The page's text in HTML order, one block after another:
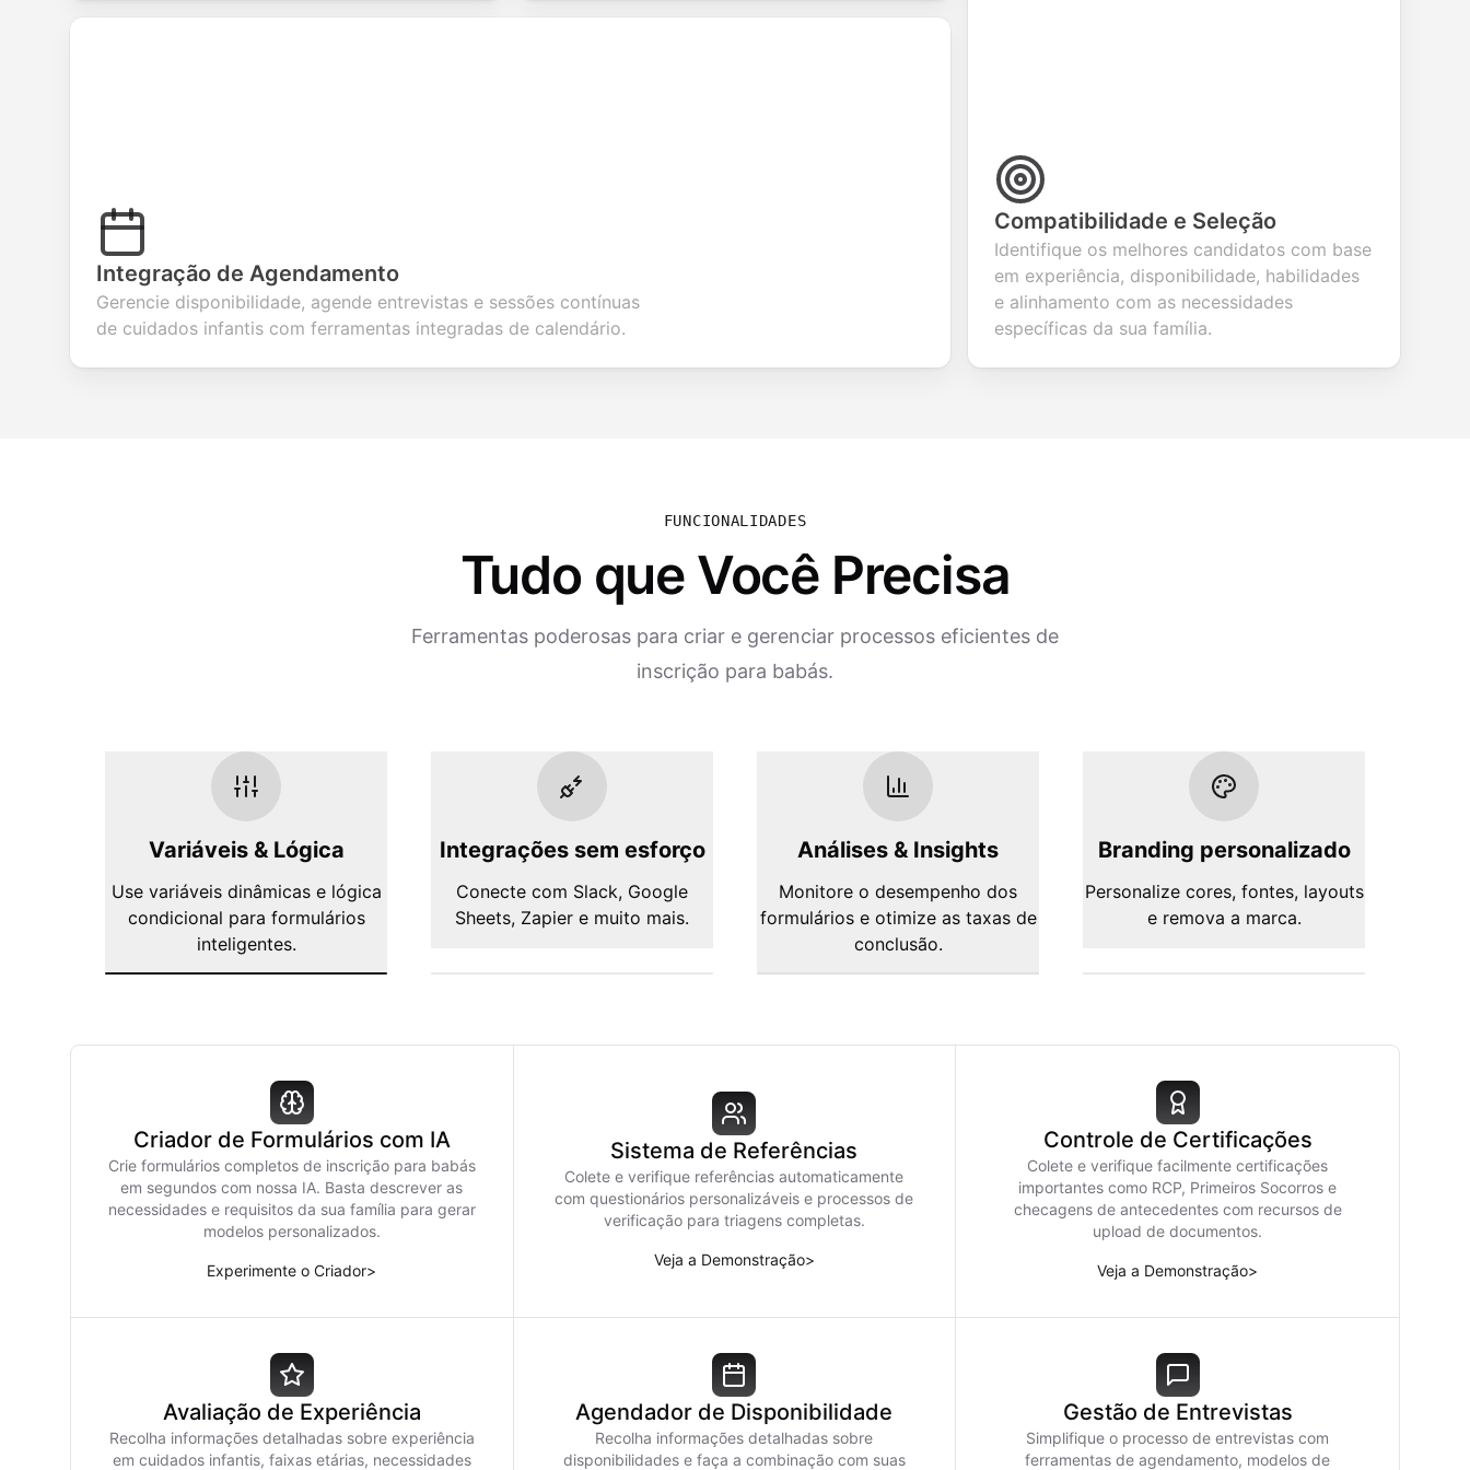
Compatibilidade e Seleção
Identifique os melhores candidatos com base
em experiência, disponibilidade, habilidades
e alinhamento com as necessidades
específicas da sua família.
Integração de Agendamento
Gerencie disponibilidade, agende entrevistas e sessões contínuas
de cuidados infantis com ferramentas integradas de calendário.
FUNCIONALIDADES
Tudo que Você Precisa
Ferramentas poderosas para criar e gerenciar processos eficientes de
inscrição para babás.
Variáveis & Lógica
Use variáveis dinâmicas e lógica
condicional para formulários
inteligentes.
Integrações sem esforço
Conecte com Slack, Google
Sheets, Zapier e muito mais.
Análises & Insights
Monitore o desempenho dos
formulários e otimize as taxas de
conclusão.
Branding personalizado
Personalize cores, fontes, layouts
e remova a marca.
Criador de Formulários com IA
Crie formulários completos de inscrição para babás
em segundos com nossa IA. Basta descrever as
necessidades e requisitos da sua família para gerar
modelos personalizados.
Experimente o Criador>
Sistema de Referências
Colete e verifique referências automaticamente
com questionários personalizáveis e processos de
verificação para triagens completas.
Veja a Demonstração>
Controle de Certificações
Colete e verifique facilmente certificações
importantes como RCP, Primeiros Socorros e
checagens de antecedentes com recursos de
upload de documentos.
Veja a Demonstração>
Avaliação de Experiência
Recolha informações detalhadas sobre experiência
em cuidados infantis, faixas etárias, necessidades
Agendador de Disponibilidade
Recolha informações detalhadas sobre
disponibilidades e faça a combinação com suas
Gestão de Entrevistas
Simplifique o processo de entrevistas com
ferramentas de agendamento, modelos de